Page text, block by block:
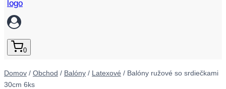
0
Domov / Obchod / Balóny / Latexové / Balóny ružové so srdiečkami
30cm 6ks